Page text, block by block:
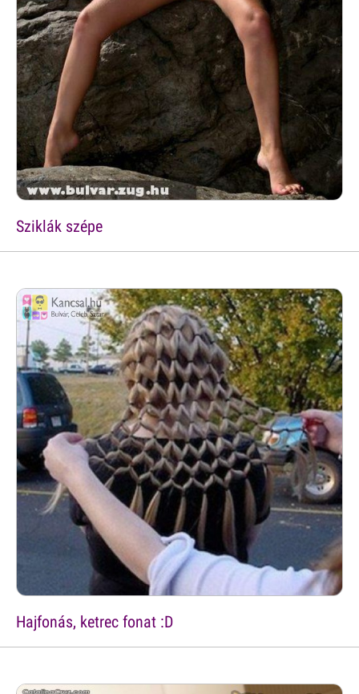
Sziklák szépe
Hajfonás, ketrec fonat :D